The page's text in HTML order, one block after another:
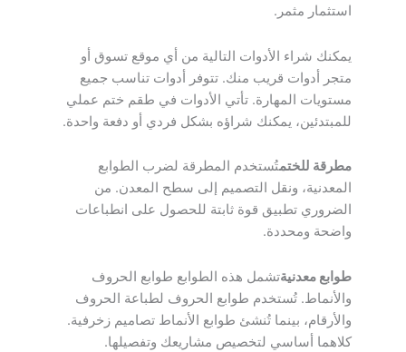
استثمار مثمر.
يمكنك شراء الأدوات التالية من أي موقع تسوق أو
متجر أدوات قريب منك. تتوفر أدوات تناسب جميع
مستويات المهارة. تأتي الأدوات في طقم ختم عملي
للمبتدئين، يمكنك شراؤه بشكل فردي أو دفعة واحدة.
مطرقة للختمتُستخدم المطرقة لضرب الطوابع
المعدنية، ونقل التصميم إلى سطح المعدن. من
الضروري تطبيق قوة ثابتة للحصول على انطباعات
واضحة ومحددة.
طوابع معدنيةتشمل هذه الطوابع طوابع الحروف
والأنماط. تُستخدم طوابع الحروف لطباعة الحروف
والأرقام، بينما تُنشئ طوابع الأنماط تصاميم زخرفية.
كلاهما أساسي لتخصيص مشاريعك وتفصيلها.